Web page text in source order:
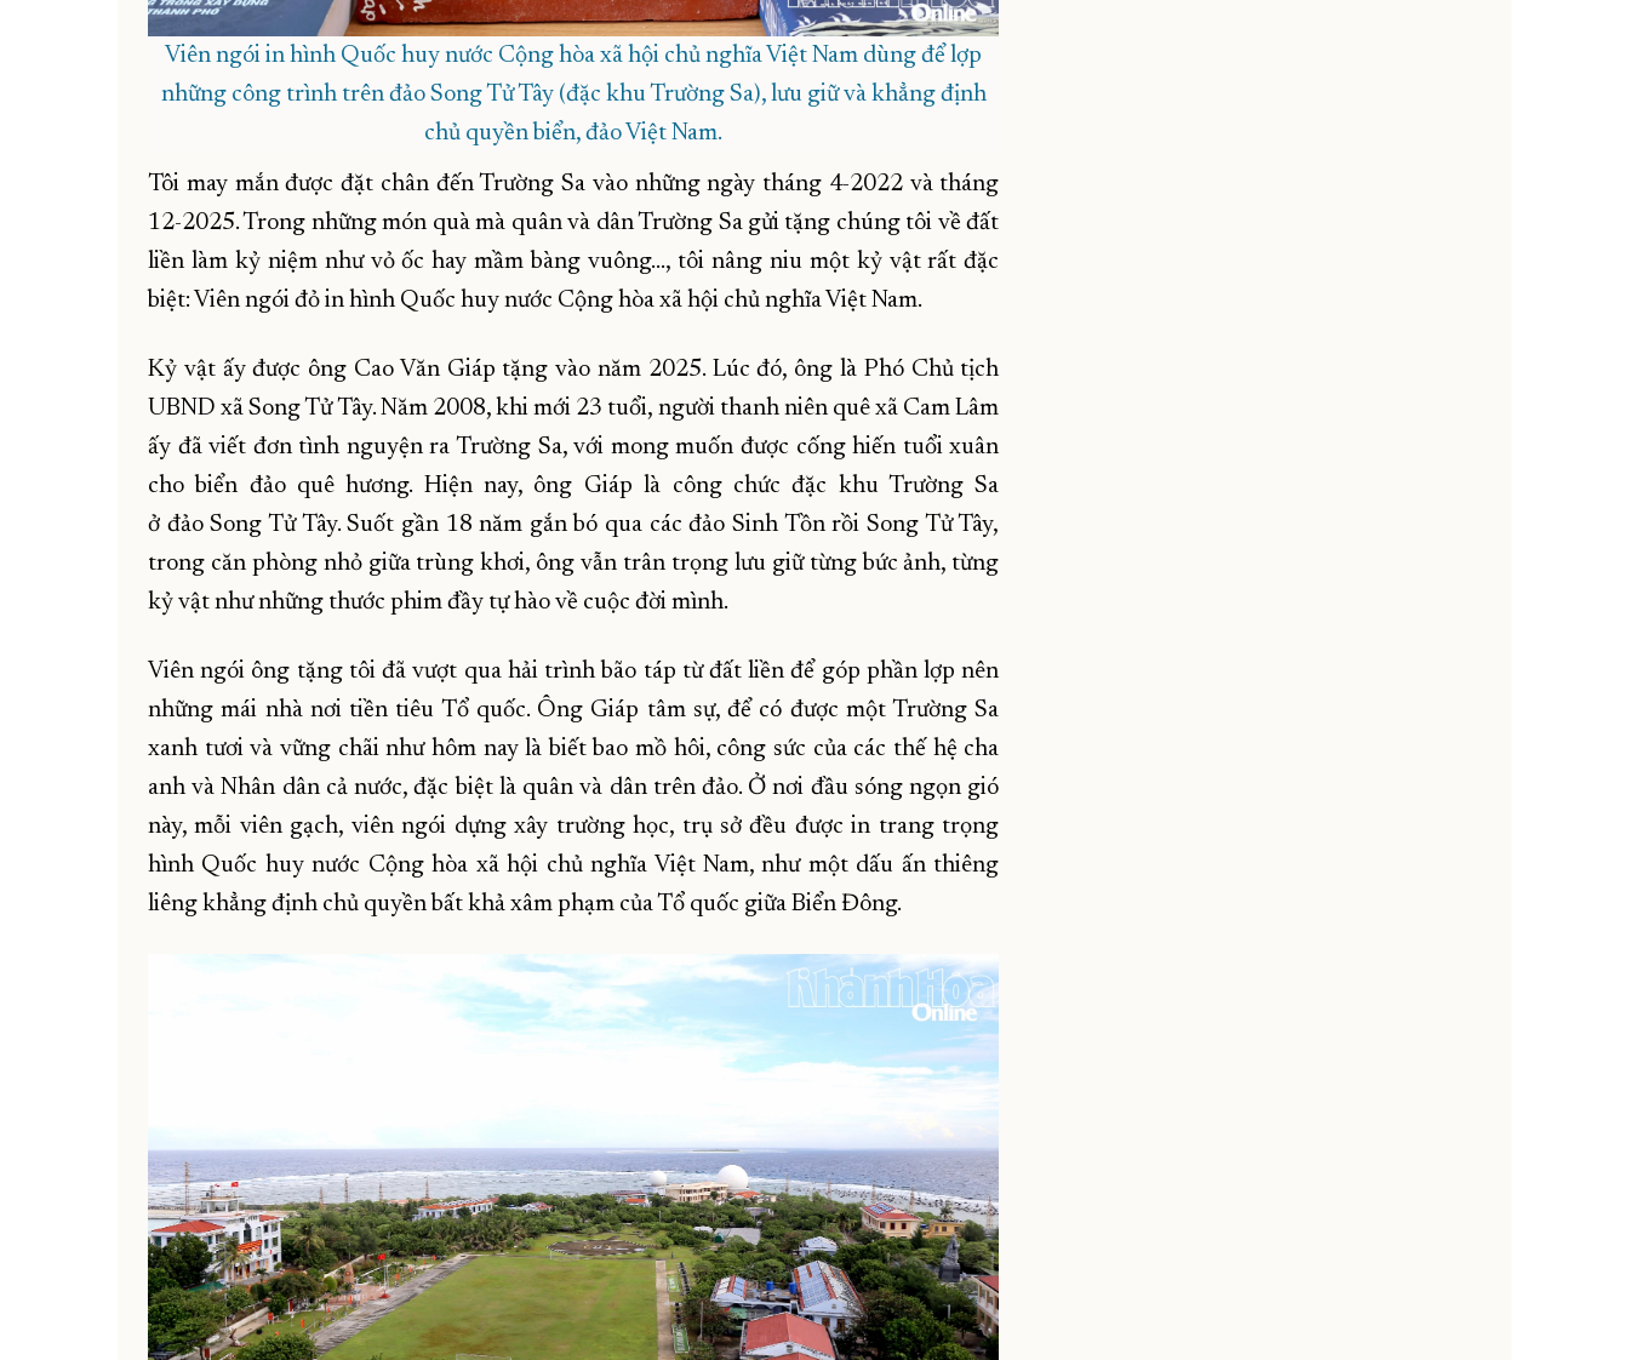
Viên ngói in hình Quốc huy nước Cộng hòa xã hội chủ nghĩa Việt Nam dùng để lợp
những công trình trên đảo Song Tử Tây (đặc khu Trường Sa), lưu giữ và khẳng định
chủ quyền biển, đảo Việt Nam.
Tôi may mắn được đặt chân đến Trường Sa vào những ngày tháng 4-2022 và tháng
12-2025. Trong những món quà mà quân và dân Trường Sa gửi tặng chúng tôi về đất
liền làm kỷ niệm như vỏ ốc hay mầm bàng vuông..., tôi nâng niu một kỷ vật rất đặc
biệt: Viên ngói đỏ in hình Quốc huy nước Cộng hòa xã hội chủ nghĩa Việt Nam.
Kỷ vật ấy được ông Cao Văn Giáp tặng vào năm 2025. Lúc đó, ông là Phó Chủ tịch
UBND xã Song Tử Tây. Năm 2008, khi mới 23 tuổi, người thanh niên quê xã Cam Lâm
ấy đã viết đơn tình nguyện ra Trường Sa, với mong muốn được cống hiến tuổi xuân
cho biển đảo quê hương. Hiện nay, ông Giáp là công chức đặc khu Trường Sa
ở đảo Song Tử Tây. Suốt gần 18 năm gắn bó qua các đảo Sinh Tồn rồi Song Tử Tây,
trong căn phòng nhỏ giữa trùng khơi, ông vẫn trân trọng lưu giữ từng bức ảnh, từng
kỷ vật như những thước phim đầy tự hào về cuộc đời mình.
Viên ngói ông tặng tôi đã vượt qua hải trình bão táp từ đất liền để góp phần lợp nên
những mái nhà nơi tiền tiêu Tổ quốc. Ông Giáp tâm sự, để có được một Trường Sa
xanh tươi và vững chãi như hôm nay là biết bao mồ hôi, công sức của các thế hệ cha
anh và Nhân dân cả nước, đặc biệt là quân và dân trên đảo. Ở nơi đầu sóng ngọn gió
này, mỗi viên gạch, viên ngói dựng xây trường học, trụ sở đều được in trang trọng
hình Quốc huy nước Cộng hòa xã hội chủ nghĩa Việt Nam, như một dấu ấn thiêng
liêng khẳng định chủ quyền bất khả xâm phạm của Tổ quốc giữa Biển Đông.